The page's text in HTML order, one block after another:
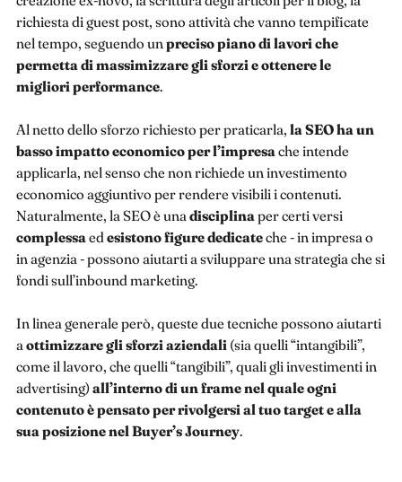
richiesta di guest post, sono attività che vanno tempificate
nel tempo, seguendo unpreciso piano di lavori che
permetta di massimizzare gli sforzi e ottenere le
migliori performance.
Al netto dello sforzo richiesto per praticarla, la SEO ha un
basso impatto economico per l’impresache intende
applicarla, nel senso che non richiede un investimento
economico aggiuntivo per rendere visibili i contenuti.
Naturalmente, la SEO è unadisciplinaper certi versi
complessaedesistono figure dedicateche - in impresa o
in agenzia - possono aiutarti a sviluppare una strategia che si
fondi sull’inbound marketing.
In linea generale però, queste due tecniche possono aiutarti
aottimizzare gli sforzi aziendali (sia quelli “intangibili”,
come il lavoro, che quelli “tangibili”, quali gli investimenti in
advertising)all’interno di un frame nel quale ogni
contenuto è pensato per rivolgersi al tuo target e alla
sua posizione nel Buyer’s Journey.